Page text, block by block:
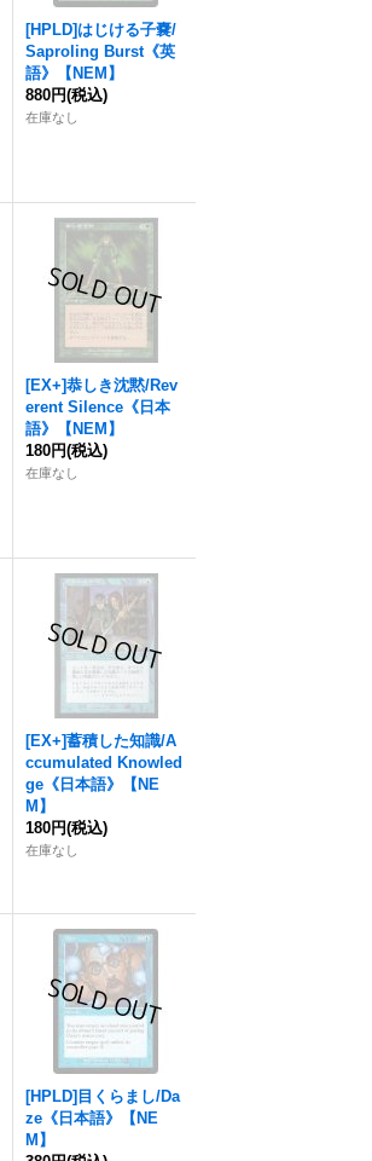
[HPLD]はじける子嚢/
Saproling Burst《英
語》【NEM】
880円(税込)
在庫なし
[EX+]恭しき沈黙/Rev
erent Silence《日本
語》【NEM】
180円(税込)
在庫なし
[EX+]蓄積した知識/A
ccumulated Knowled
ge《日本語》【NE
M】
180円(税込)
在庫なし
[HPLD]目くらまし/Da
ze《日本語》【NE
M】